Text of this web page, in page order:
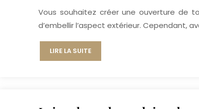
Vous souhaitez créer une ouverture de
d’embellir l’aspect extérieur. Cependant,
LIRE LA SUITE